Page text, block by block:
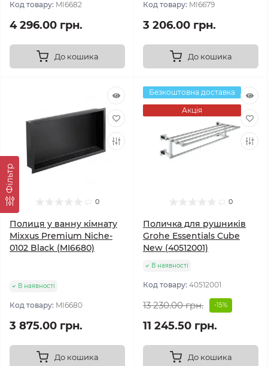
Фільтр
Код товару: MI6682
4 296.00 грн.
До кошика
Код товару: MI6679
3 206.00 грн.
До кошика
0
Полиця у ванну кімнату
Mixxus Premium Niche-
0102 Black (MI6680)
В наявності
Код товару: MI6680
3 875.00 грн.
До кошика
Безкоштовна доставка
Акція
0
Поличка для рушників
Grohe Essentials Cube
New (40512001)
В наявності
Код товару: 40512001
13 230.00 грн. -15%
11 245.50 грн.
До кошика